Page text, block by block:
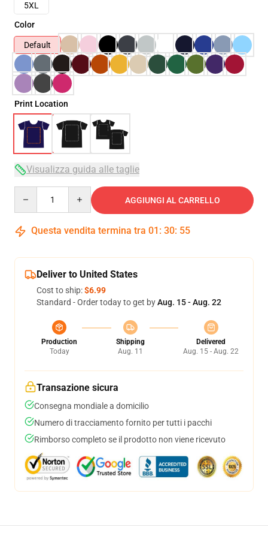
5XL
Color
Default
Print Location
Visualizza guida alle taglie
AGGIUNGI AL CARRELLO
Questa vendita termina tra 01 : 30: 54
Deliver to United States
Cost to ship:$6.99
Standard - Order today to get byAug. 15 - Aug. 22
Production
Today
Shipping
Aug. 11
Delivered
Aug. 15 - Aug. 22
Transazione sicura
Consegna mondiale a domicilio
Numero di tracciamento fornito per tutti i pacchi
Rimborso completo se il prodotto non viene ricevuto